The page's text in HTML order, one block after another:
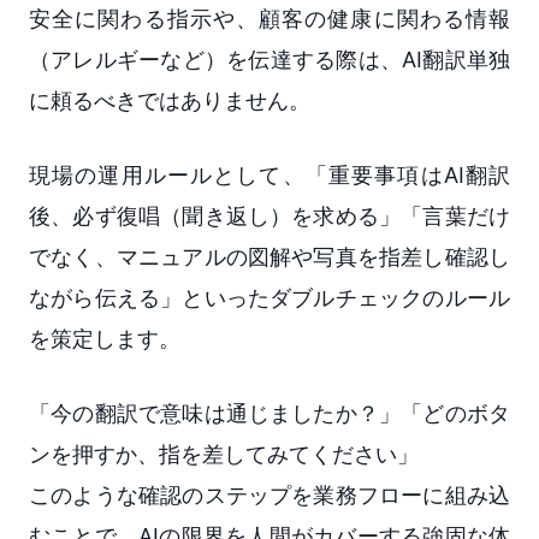
安全に関わる指示や、顧客の健康に関わる情報
（アレルギーなど）を伝達する際は、AI翻訳単独
に頼るべきではありません。
現場の運用ルールとして、「重要事項はAI翻訳
後、必ず復唱（聞き返し）を求める」「言葉だけ
でなく、マニュアルの図解や写真を指差し確認し
ながら伝える」といったダブルチェックのルール
を策定します。
「今の翻訳で意味は通じましたか？」「どのボタ
ンを押すか、指を差してみてください」
このような確認のステップを業務フローに組み込